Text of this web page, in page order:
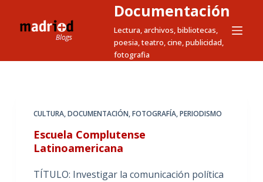
t
Documentación
Lectura, archivos, bibliotecas,
poesia, teatro, cine, publicidad,
fotografia
CULTURA,DOCUMENTACIÓN,FOTOGRAFÍA,PERIODISMO
Escuela Complutense
Latinoamericana
TÍTULO: Investigar la comunicación política